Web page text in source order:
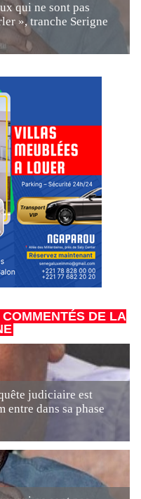
qui ne sont pas
», tranche Serigne
DE LA
judiciaire est
entre dans sa phase